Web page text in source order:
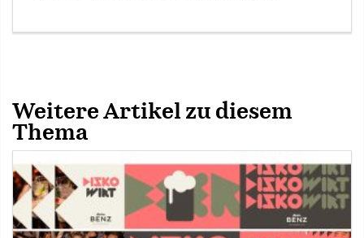
Weitere Artikel zu diesem
Thema